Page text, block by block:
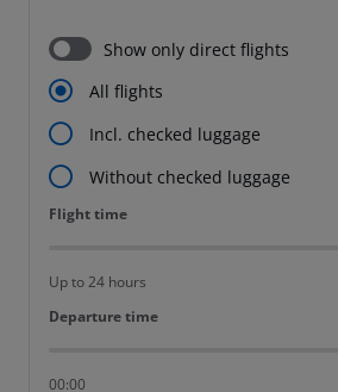
Show only direct flights
All flights
Incl. checked luggage
Without checked luggage
Flight time
Flight time
Up to 24 hours
Departure time
Departure time
00:00